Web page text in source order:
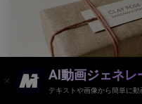
AI動画ジェネレ
テキストや画像から簡単に動